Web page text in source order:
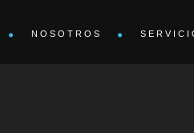
NOSOTROS